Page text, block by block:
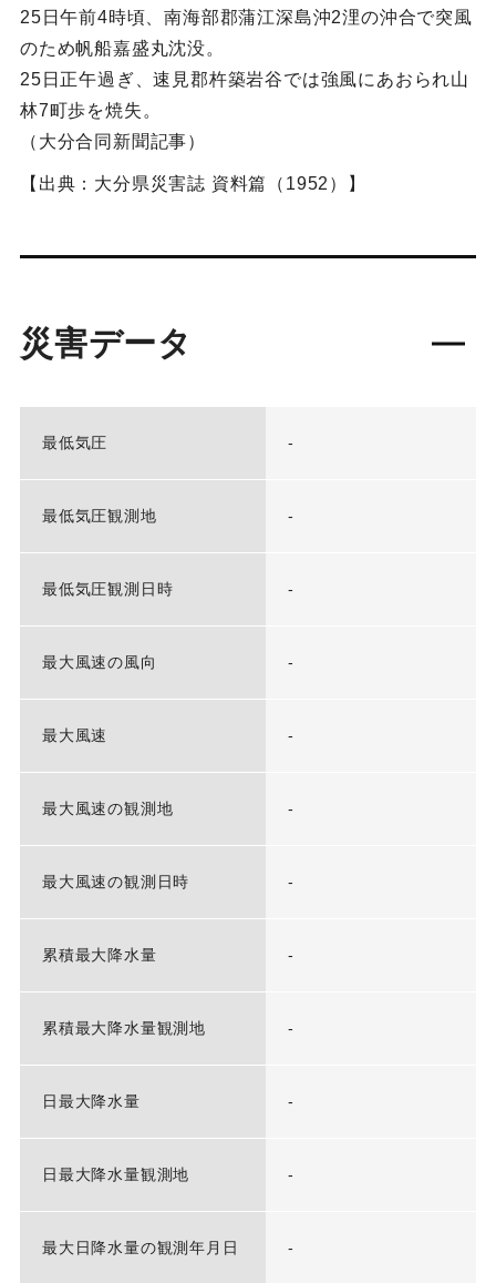
25日午前4時頃、南海部郡蒲江深島沖2浬の沖合で突風
のため帆船嘉盛丸沈没。
25日正午過ぎ、速見郡杵築岩谷では強風にあおられ山
林7町歩を焼失。
（大分合同新聞記事）
【出典：大分県災害誌 資料篇（1952）】
災害データ
最低気圧 -
最低気圧観測地 -
最低気圧観測日時 -
最大風速の風向 -
最大風速 -
最大風速の観測地 -
最大風速の観測日時 -
累積最大降水量 -
累積最大降水量観測地 -
日最大降水量 -
日最大降水量観測地 -
最大日降水量の観測年月日 -